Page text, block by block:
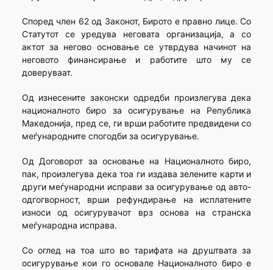
Според член 62 од Законот, Бирото е правно лице. Со
Статутот се уредува неговата организација, а со
актот за негово основање се утврдува начинот на
неговото финансирање и работите што му се
доверуваат.
Од изнесените законски одредби произлегува дека
националното биро за осигурување на Република
Македонија, пред се, ги врши работите предвидени со
меѓународните спогодби за осигурување.
Од Договорот за основање на Националното биро,
пак, произлегува дека тоа ги издава зелените карти и
други меѓународни исправи за осигурување од авто-
одгогворност, врши рефундирање на исплатените
износи од осигурувачот врз основа на странска
меѓународна исправа.
Со оглед на тоа што во тарифата на друштвата за
осигурување кои го основале Националното биро е